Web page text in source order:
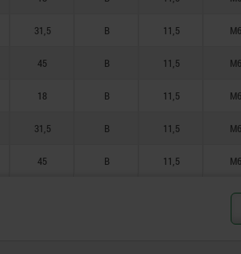
31,5 B 11,5 M6
45 B 11,5 M6
18 B 11,5 M6
31,5 B 11,5 M6
45 B 11,5 M6